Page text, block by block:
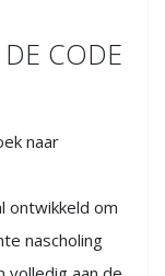
CODE
naar
ontwikkeld om
nascholing